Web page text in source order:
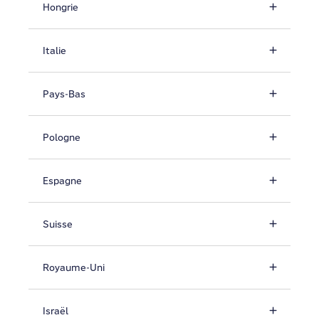
Hongrie
Italie
Pays-Bas
Pologne
Espagne
Suisse
Royaume-Uni
Israël